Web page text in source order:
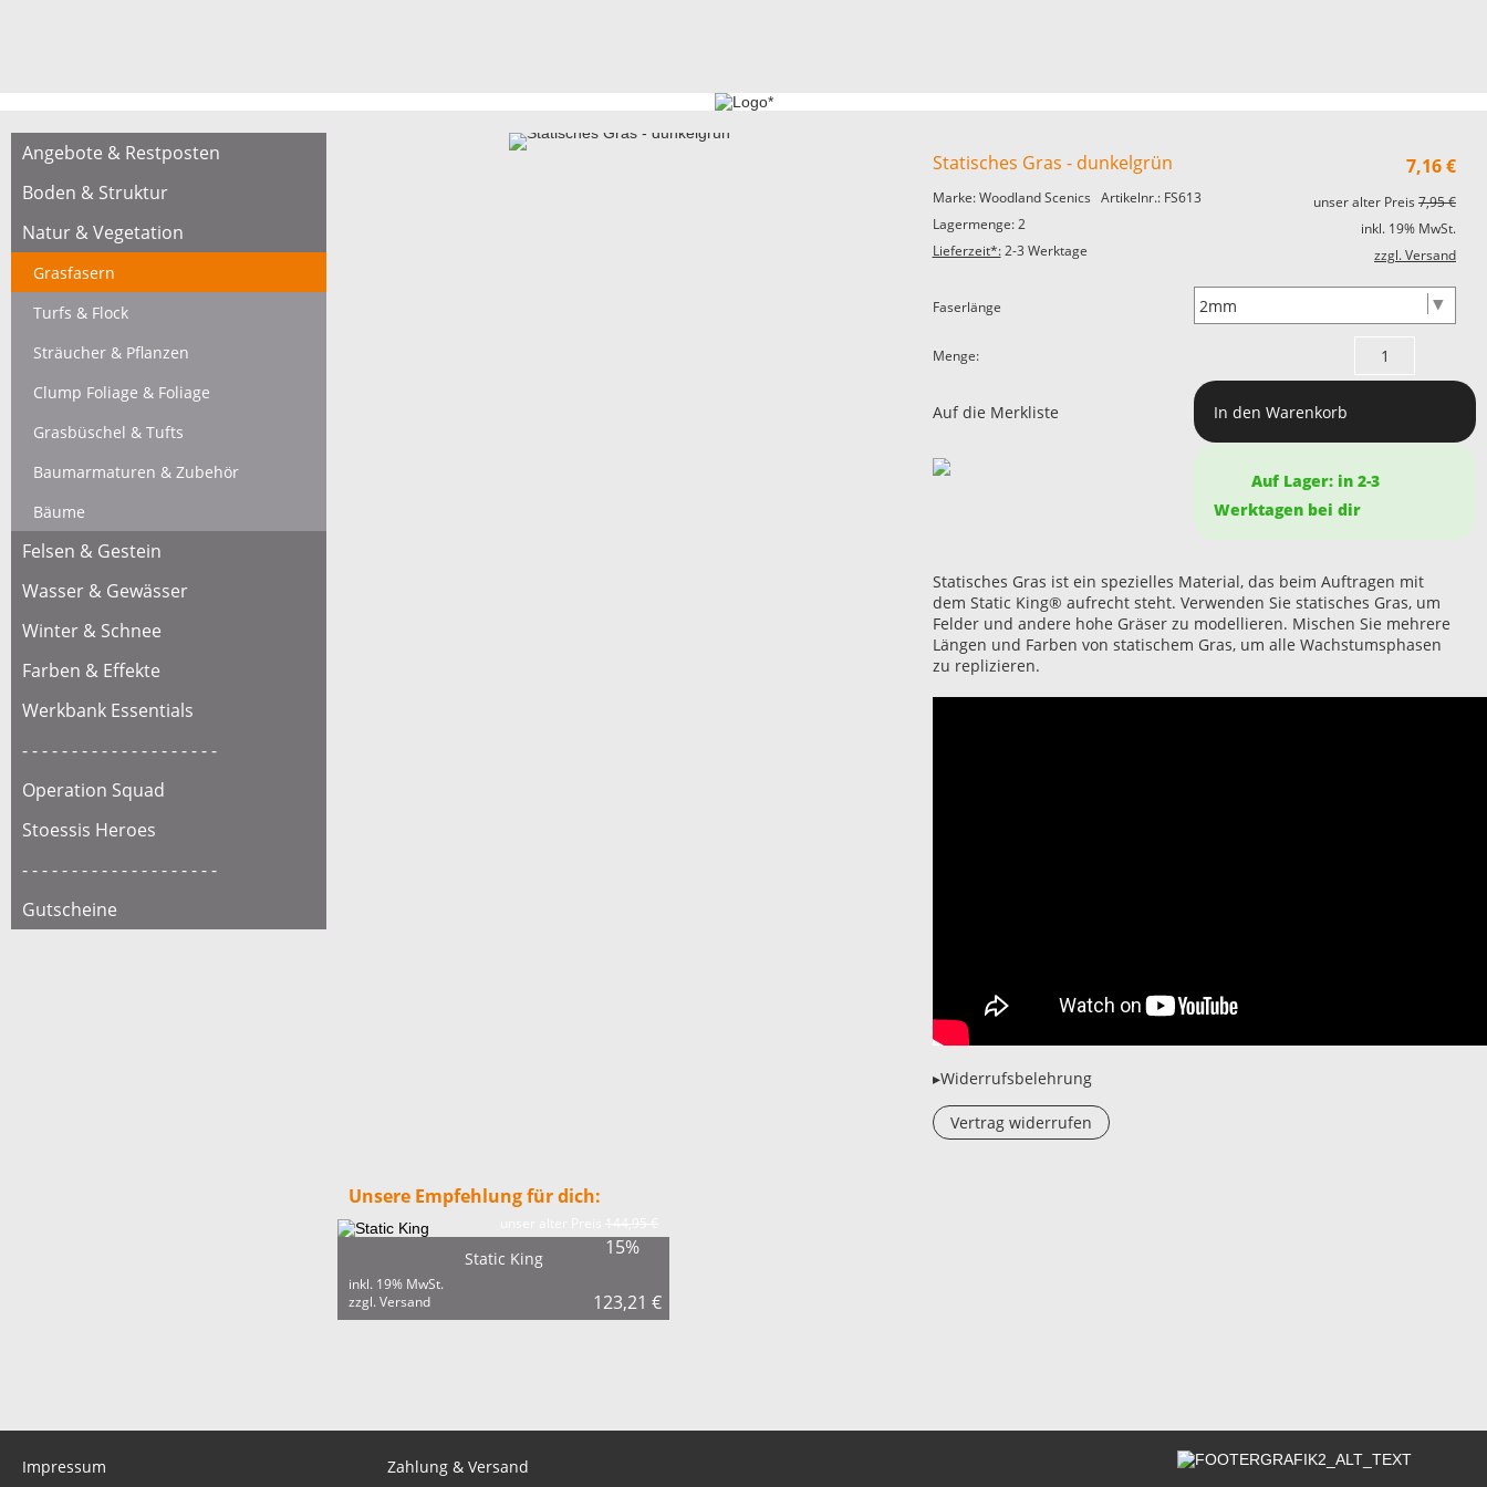
Angebote & Restposten
Boden & Struktur
Natur & Vegetation
Grasfasern
Turfs & Flock
Sträucher & Pflanzen
Clump Foliage & Foliage
Grasbüschel & Tufts
Baumarmaturen & Zubehör
Bäume
Felsen & Gestein
Wasser & Gewässer
Winter & Schnee
Farben & Effekte
Werkbank Essentials
- - - - - - - - - - - - - - - - - - - -
Operation Squad
Stoessis Heroes
- - - - - - - - - - - - - - - - - - - -
Gutscheine
7,16€
Statisches Gras - dunkelgrün
Marke: Woodland Scenics Artikelnr.: FS613
Lagermenge: 2
Lieferzeit*:2-3 Werktage
unser alter Preis 7,95 €
inkl. 19% MwSt.
zzgl. Versand
Faserlänge
Menge:
Auf die Merkliste In den Warenkorb
Auf Lager: in 2-3
Werktagen bei dir
Statisches Gras ist ein spezielles Material, das beim Auftragen mit
dem Static King® aufrecht steht. Verwenden Sie statisches Gras, um
Felder und andere hohe Gräser zu modellieren. Mischen Sie mehrere
Längen und Farben von statischem Gras, um alle Wachstumsphasen
zu replizieren.
▸Widerrufsbelehrung
Vertrag widerrufen
Unsere Empfehlung für dich:
Static King
inkl. 19% MwSt.
zzgl. Versand
123,21 €
15%
Impressum Zahlung & Versand